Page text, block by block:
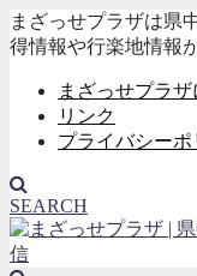
まざっせプラザは県
得情報や行楽地情報
まざっせプラザ
リンク
プライバシーポ
SEARCH